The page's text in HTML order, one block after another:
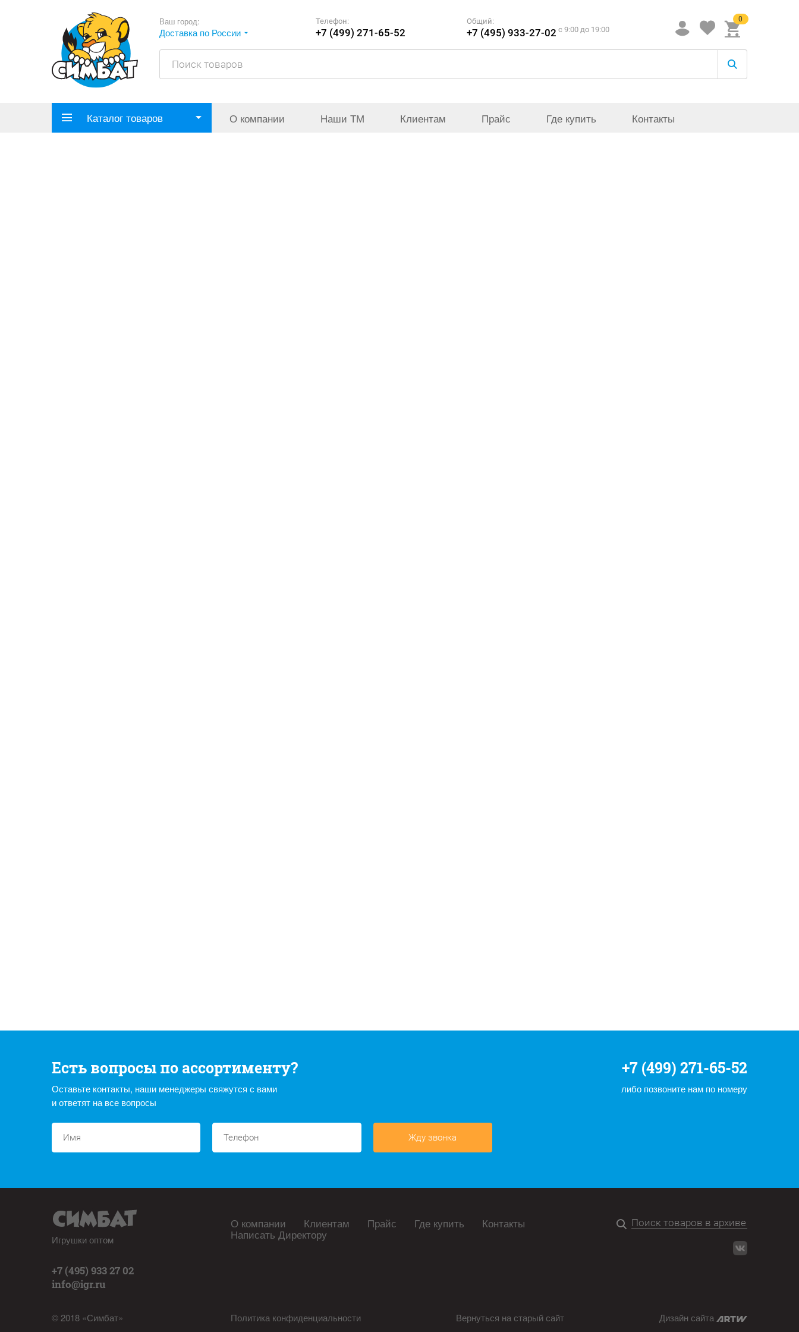
Ваш город:
Доставка по России
Телефон:
+7 (499) 271-65-52
Общий:
+7 (495) 933-27-02 c 9:00 до 19:00
0
Каталог товаров О компании Наши ТМ Клиентам Прайс Где купить Контакты
Есть вопросы по ассортименту?
Оставьте контакты, наши менеджеры свяжутся с вами
и ответят на все вопросы
+7 (499) 271-65-52
либо позвоните нам по номеру
Жду звонка
Игрушки оптом
+7 (495) 933 27 02
info@igr.ru
© 2018 «Симбат»
О компании Клиентам Прайс Где купить Контакты
Написать Директору
Политика конфиденциальности Вернуться на старый сайт Дизайн сайта